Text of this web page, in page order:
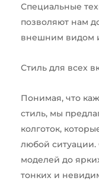
Специальные
позволяют нам
внешним видом
Стиль для всех
Понимая, что
стиль, мы
колготок,
любой ситуации.
моделей до
тонких и